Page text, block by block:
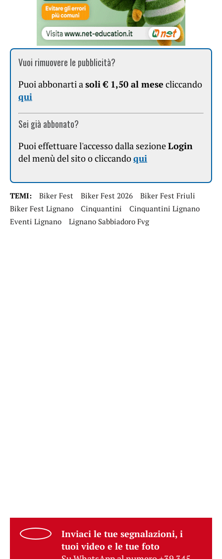
Vuoi rimuovere le pubblicità?
Puoi abbonarti a soli € 1,50 al mese cliccando
qui
Sei già abbonato?
Puoi effettuare l'accesso dalla sezioneLogin
del menù del sito o cliccandoqui
TEMI: Biker Fest Biker Fest 2026
Biker Fest Friuli
Biker Fest Lignano
Cinquantini
Cinquantini Lignano
Eventi Lignano
Lignano Sabbiadoro Fvg
Inviaci le tue segnalazioni, i
tuoi video e le tue foto